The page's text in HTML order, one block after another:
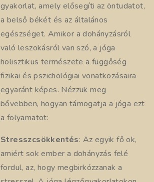
gyakorlat, amely elősegíti az öntudatot,
a belső békét és az általános
egészséget. Amikor a dohányzásról
való leszokásról van szó, a jóga
holisztikus természete a függőség
fizikai és pszichológiai vonatkozásaira
egyaránt képes. Nézzük meg
bővebben, hogyan támogatja a jóga ezt
a folyamatot:
Stresszcsökkentés: Az egyik fő ok,
amiért sok ember a dohányzás felé
fordul, az, hogy megbirkózzanak a